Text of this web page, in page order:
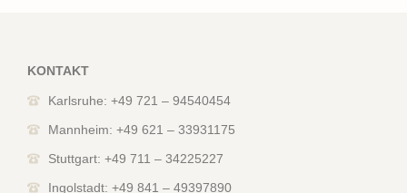
KONTAKT
Karlsruhe: +49 721 – 94540454
Mannheim: +49 621 – 33931175
Stuttgart: +49 711 – 34225227
Ingolstadt: +49 841 – 49397890